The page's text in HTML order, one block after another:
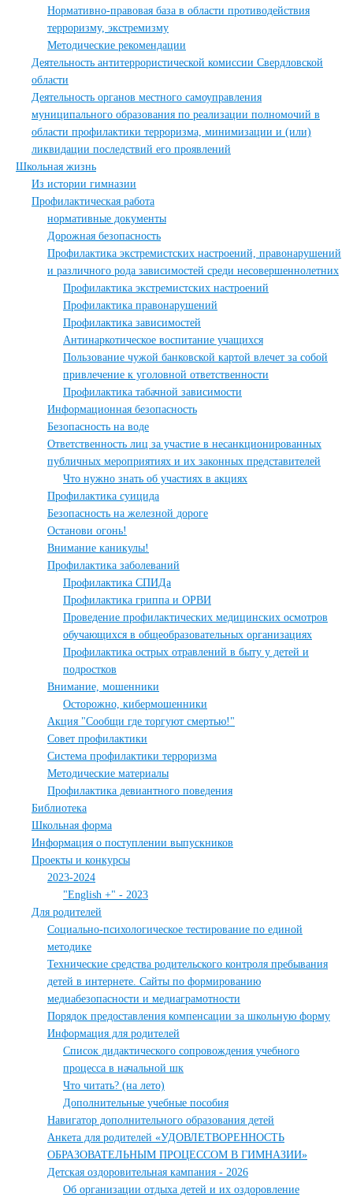
Нормативно-правовая база в области противодействия
терроризму, экстремизму
Методические рекомендации
Деятельность антитеррористической комиссии Свердловской
области
Деятельность органов местного самоуправления
муниципального образования по реализации полномочий в
области профилактики терроризма, минимизации и (или)
ликвидации последствий его проявлений
Школьная жизнь
Из истории гимназии
Профилактическая работа
нормативные документы
Дорожная безопасность
Профилактика экстремистских настроений, правонарушений
и различного рода зависимостей среди несовершеннолетних
Профилактика экстремистских настроений
Профилактика правонарушений
Профилактика зависимостей
Антинаркотическое воспитание учащихся
Пользование чужой банковской картой влечет за собой
привлечение к уголовной ответственности
Профилактика табачной зависимости
Информационная безопасность
Безопасность на воде
Ответственность лиц за участие в несанкционированных
публичных мероприятиях и их законных представителей
Что нужно знать об участиях в акциях
Профилактика суицида
Безопасность на железной дороге
Останови огонь!
Внимание каникулы!
Профилактика заболеваний
Профилактика СПИДа
Профилактика гриппа и ОРВИ
Проведение профилактических медицинских осмотров
обучающихся в общеобразовательных организациях
Профилактика острых отравлений в быту у детей и
подростков
Внимание, мошенники
Осторожно, кибермошенники
Акция "Сообщи где торгуют смертью!"
Совет профилактики
Система профилактики терроризма
Методические материалы
Профилактика девиантного поведения
Библиотека
Школьная форма
Информация о поступлении выпускников
Проекты и конкурсы
2023-2024
"English +" - 2023
Для родителей
Социально-психологическое тестирование по единой
методике
Технические средства родительского контроля пребывания
детей в интернете. Сайты по формированию
медиабезопасности и медиаграмотности
Порядок предоставления компенсации за школьную форму
Информация для родителей
Список дидактического сопровождения учебного
процесса в начальной шк
Что читать? (на лето)
Дополнительные учебные пособия
Навигатор дополнительного образования детей
Анкета для родителей «УДОВЛЕТВОРЕННОСТЬ
ОБРАЗОВАТЕЛЬНЫМ ПРОЦЕССОМ В ГИМНАЗИИ»
Детская оздоровительная кампания - 2026
Об организации отдыха детей и их оздоровление